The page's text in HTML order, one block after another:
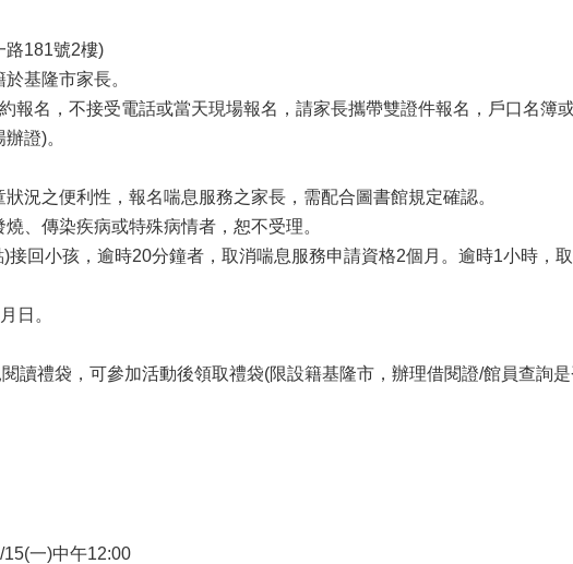
路181號2樓)
基隆市家長。
報名，不接受電話或當天現場報名，請家長攜帶雙證件報名，戶口名簿
證)。
況之便利性，報名喘息服務之家長，需配合圖書館規定確認。
、傳染疾病或特殊病情者，恕不受理。
接回小孩，逾時20分鐘者，取消喘息服務申請資格2個月。逾時1小時，
讀禮袋，可參加活動後領取禮袋(限設籍基隆市，辦理借閱證/館員查詢
一)中午12:00